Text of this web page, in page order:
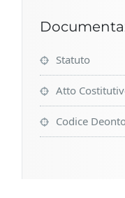
Statuto
Atto
Codice